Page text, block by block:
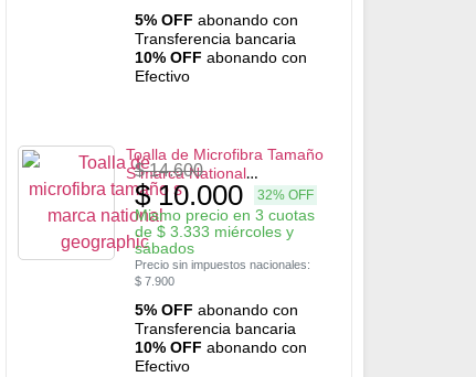
5% OFF abonando con
Transferencia bancaria
10% OFF abonando con
Efectivo
Toalla de Microfibra Tamaño
S marca National
Geographic
$14.600
$10.000 32% OFF
Mismo precio en 3 cuotas
de $3.333 miércoles y
sábados
Precio sin impuestos nacionales:
$7.900
5% OFF abonando con
Transferencia bancaria
10% OFF abonando con
Efectivo